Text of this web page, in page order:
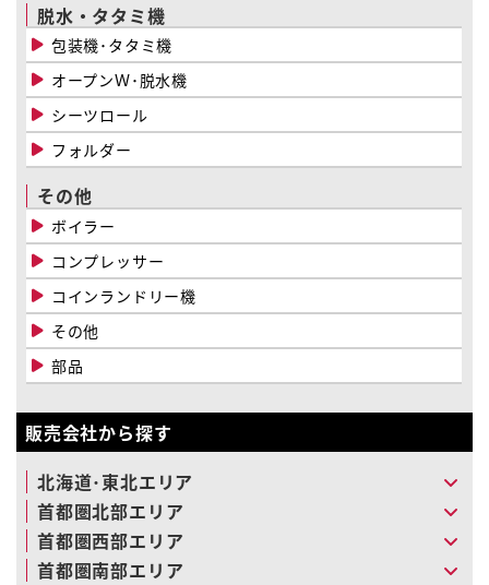
脱水・タタミ機
包装機･タタミ機
オープンＷ･脱水機
シーツロール
フォルダー
その他
ボイラー
コンプレッサー
コインランドリー機
その他
部品
販売会社から探す
北海道･東北エリア
首都圏北部エリア
首都圏西部エリア
首都圏南部エリア